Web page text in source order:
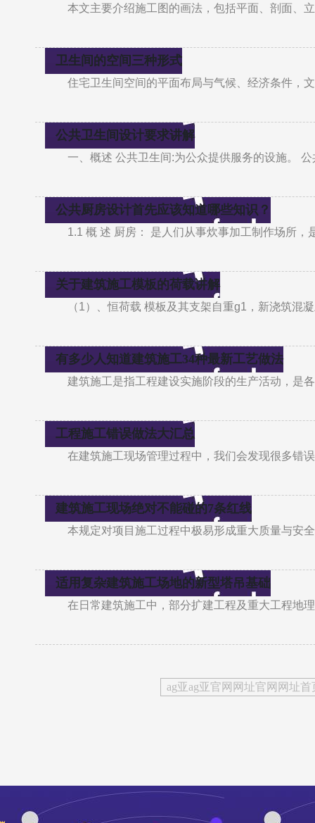
本文主要介绍施工图的画法，包括平面、剖面、
卫生间的空间三种形式
住宅卫生间空间的平面布局与气候、经济条件，
公共卫生间设计要求讲解
一、概述 公共卫生间:为公众提供服务的设施。
公共厨房设计首先应该知道哪些知识？
1.1 概 述 厨房： 是人们从事炊事加工制作场所
关于建筑施工模板的荷载讲解
（1）、恒荷载 模板及其支架自重g1，新浇筑混
有多少人知道建筑施工34种最新工艺做法
建筑施工是指工程建设实施阶段的生产活动，是
工程施工错误做法大汇总
在建筑施工现场管理过程中，我们会发现很多错
建筑施工现场绝对不能碰的7条红线
本规定对项目施工过程中极易形成重大质量与安
适用复杂建筑施工场地的新型塔吊基础
在日常建筑施工中，部分扩建工程及重大工程地
ag亚ag亚官网网址官网网址首